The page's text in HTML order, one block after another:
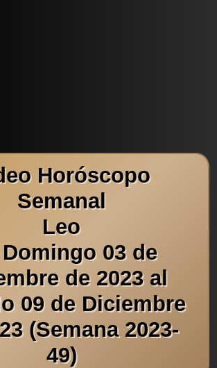
Horóscopo
Semanal
Leo
03 de
de 2023 al
09 de Diciembre
(Semana 2023-
49)